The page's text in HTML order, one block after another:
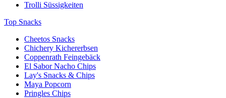
Trolli Süssigkeiten
Top Snacks
Cheetos Snacks
Chichery Kichererbsen
Coppenrath Feingebäck
El Sabor Nacho Chips
Lay's Snacks & Chips
Maya Popcorn
Pringles Chips